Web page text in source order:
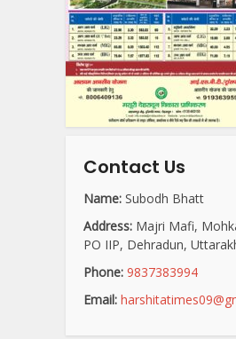
Contact Us
Name: Subodh Bhatt
Address: Majri Mafi,
PO IIP, Dehradun,
Phone: 9837383994
Email: